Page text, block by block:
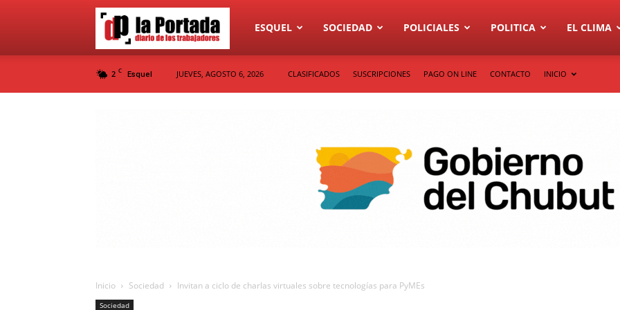
Diario
La
ESQUEL SOCIEDAD POLICIALES POLITICA EL CLIMA
2 C Esquel JUEVES, AGOSTO 6, 2026 CLASIFICADOS SUSCRIPCIONES PAGO ON LINE CONTACTO INICIO
Inicio Sociedad Invitan a ciclo de charlas virtuales sobre tecnologías para PyMEs
Sociedad